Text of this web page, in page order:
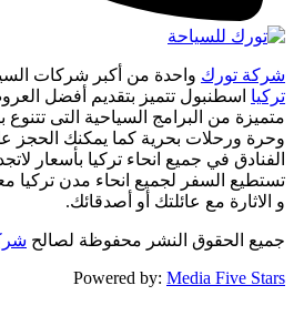
شركة تورك واحدة من أكبر شركات
تركيا اسطنبول تتميز بتقديم أفضل
متميزة من البرامج السياحية التى
وحرة ورحلات بحرية كما يمكنك الحجز
الفنادق في جميع انحاء تركيا بأسعار
تستطيع السفر لجميع انحاء مدن تركيا
و الاثارة مع عائلتك أو أصدقائك.
جميع الحقوق النشر محفوظة لصالح
Powered by: Media Five Stars